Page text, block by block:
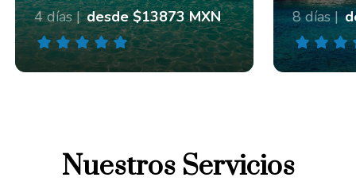
4 días | desde $13873 MXN 8 días |
Nuestros Servicios